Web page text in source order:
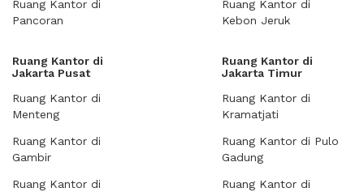
Ruang Kantor di
Pancoran
Ruang Kantor di
Kebon Jeruk
Ruang Kantor di
Jakarta Pusat
Ruang Kantor di
Menteng
Ruang Kantor di
Gambir
Ruang Kantor di
Ruang Kantor di
Jakarta Timur
Ruang Kantor di
Kramatjati
Ruang Kantor di Pulo
Gadung
Ruang Kantor di